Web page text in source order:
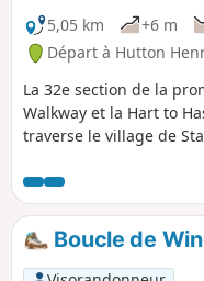
5,05 km
+6 m
Départ à Hutton
La 32e section de la
Walkway et la Hart to
traverse le village de
Durham. Ce sont des
ruisseau au fond.
Eden, l'itinéraire suit
autre itinéraire
Boucle de